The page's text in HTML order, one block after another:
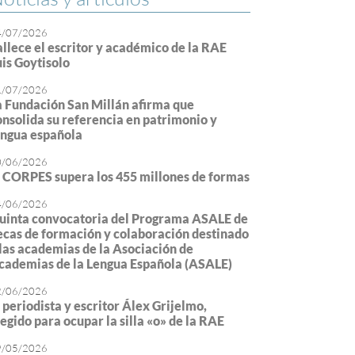
07/2026
el escritor y académico de la RAE
Goytisolo
07/2026
Fundación San Millán afirma que
su referencia en patrimonio y
española
06/2026
CORPES supera los 455 millones de formas
06/2026
convocatoria del Programa ASALE de
de formación y colaboración destinado
academias de la Asociación de
de la Lengua Española (ASALE)
06/2026
periodista y escritor Álex Grijelmo,
para ocupar la silla «o» de la RAE
05/2026